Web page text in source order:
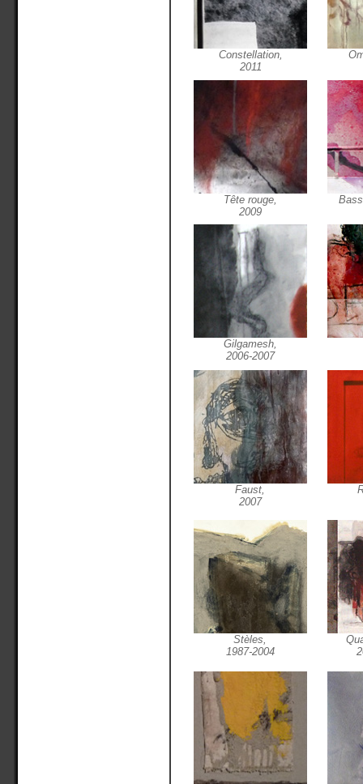
Constellation,
2011
Tête rouge,
2009
Gilgamesh,
2006-2007
Faust,
2007
Stèles,
1987-2004